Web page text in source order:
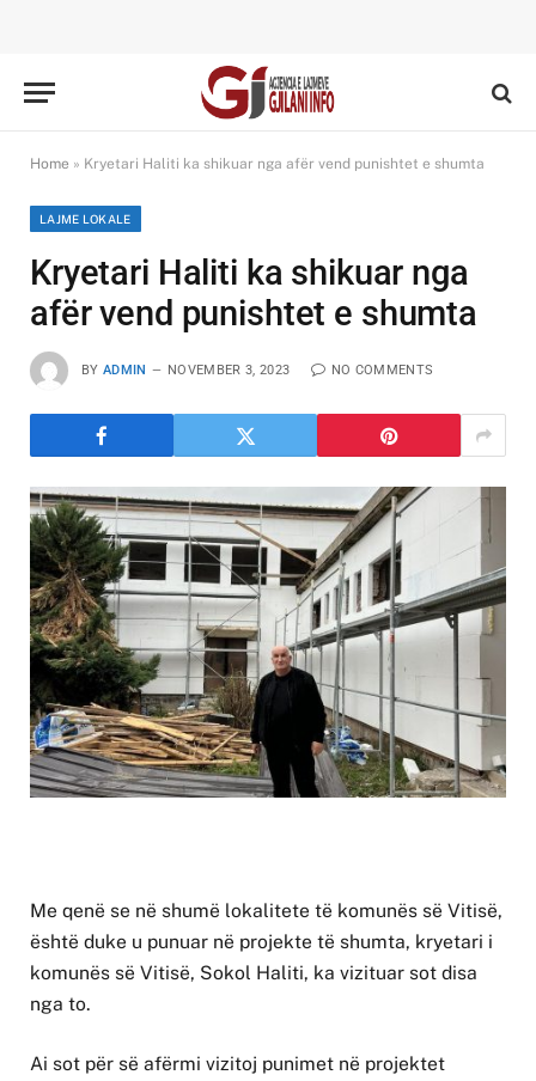
Home » Kryetari Haliti ka shikuar nga afër vend punishtet e shumta
LAJME LOKALE
Kryetari Haliti ka shikuar nga
afër vend punishtet e shumta
BY ADMIN NOVEMBER 3, 2023 NO COMMENTS
Me qenë se në shumë lokalitete të komunës së Vitisë,
është duke u punuar në projekte të shumta, kryetari i
komunës së Vitisë, Sokol Haliti, ka vizituar sot disa
nga to.
Ai sot për së afërmi vizitoj punimet në projektet